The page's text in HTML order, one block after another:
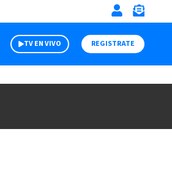
TV EN VIVO REGISTRATE